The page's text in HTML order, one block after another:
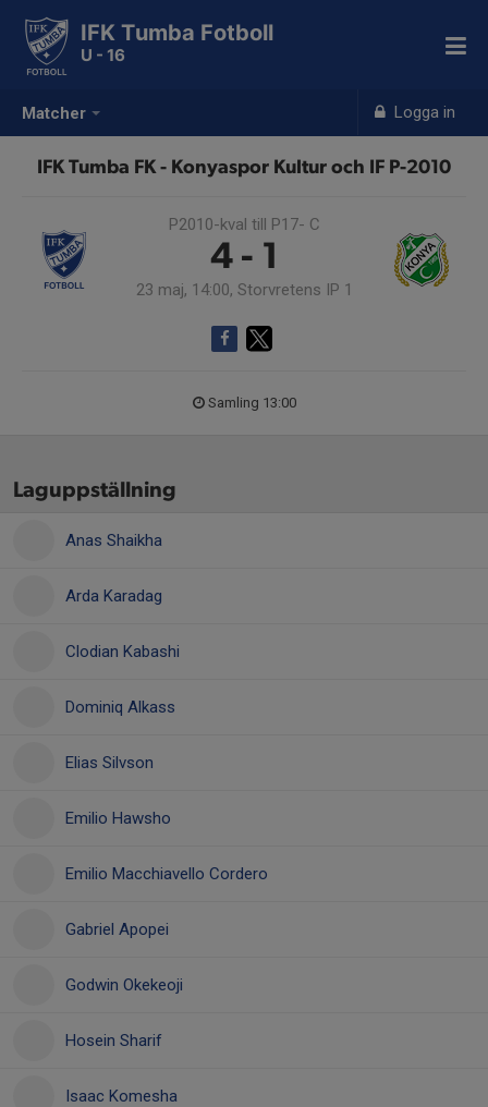
Matcher Logga in
IFK Tumba Fotboll
U - 16
IFK Tumba FK - Konyaspor Kultur och IF P-2010
P2010-kval till P17- C
4 - 1
23 maj, 14:00, Storvretens IP 1
Samling 13:00
Laguppställning
Anas Shaikha
Arda Karadag
Clodian Kabashi
Dominiq Alkass
Elias Silvson
Emilio Hawsho
Emilio Macchiavello Cordero
Gabriel Apopei
Godwin Okekeoji
Hosein Sharif
Isaac Komesha